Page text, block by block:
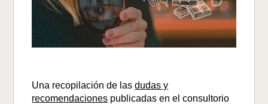
Una recopilación de lasdudas y
recomendaciones publicadas en el consultorio